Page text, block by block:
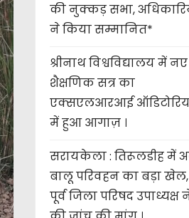
की नुक्कड़ सभा,
ने किया सम्मानित*
श्रीनाथ विश्वविद्यालय में नए
शैक्षणिक सत्र का
एक्सएलआरआई
में हुआ आगाज़ ।
सरायकेला : तिरूलडीह में
बालू परिवहन का बड़ा खेल,
पूर्व जिला परिषद उपाध्यक्ष